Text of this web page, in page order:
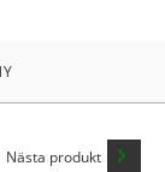
Nästa produkt